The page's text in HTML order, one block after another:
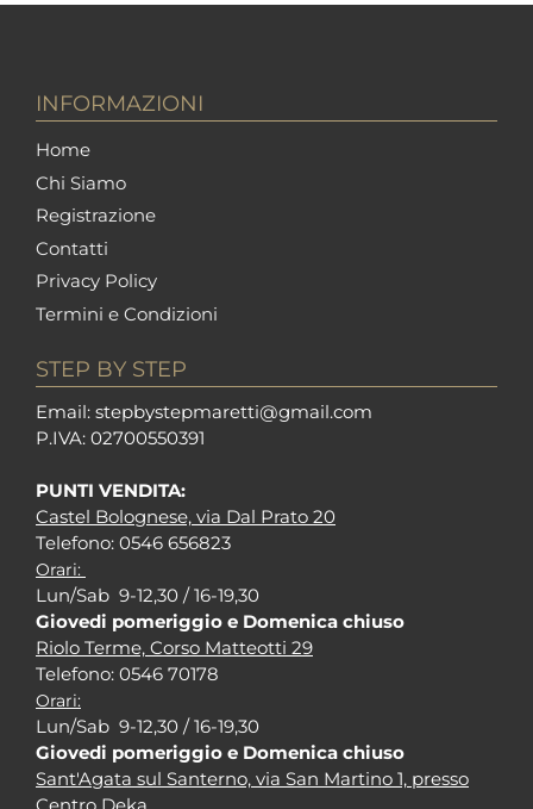
INFORMAZIONI
Home
Chi Siamo
Registrazione
Contatti
Privacy Policy
Termini e Condizioni
STEP BY STEP
Email: stepbystepmaretti@gmail.com
P.IVA: 02700550391
PUNTI VENDITA:
Castel Bolognese, via Dal Prato 20
Telefono: 0546 656823
Orari:
Lun/Sab 9-12,30 / 16-19,30
Giovedi pomeriggio e Domenica chiuso
Riolo Terme, Corso Matteotti 29
Telefono: 0546 70178
Orari:
Lun/Sab 9-12,30 / 16-19,30
Giovedi pomeriggio e Domenica chiuso
Sant'Agata sul Santerno, via San Martino 1, presso